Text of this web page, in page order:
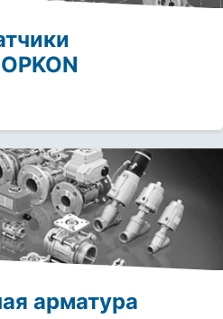
арматура